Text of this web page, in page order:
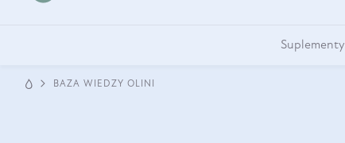
Suplementy
BAZA WIEDZY OLINI